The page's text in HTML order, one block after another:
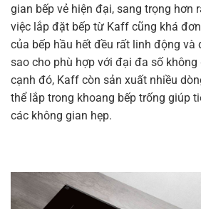
gian bếp vẻ hiện đại, sang trọng hơn
việc lắp đặt bếp từ Kaff cũng khá
của bếp hầu hết đều rất linh động và
sao cho phù hợp với đại đa số không
cạnh đó, Kaff còn sản xuất nhiều
thể lắp trong khoang bếp trống giúp
các không gian hẹp.